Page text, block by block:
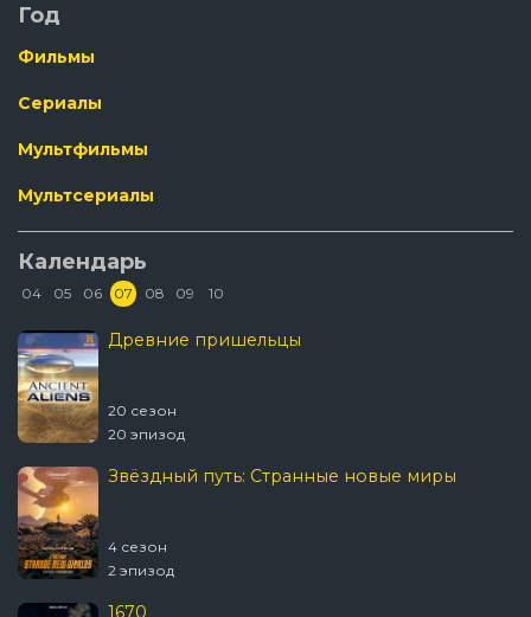
Год
Фильмы
Сериалы
Мультфильмы
Мультсериалы
Календарь
04 05 06 07 08 09 10
Древние пришельцы
20 сезон
20 эпизод
Звёздный путь: Странные новые миры
4 сезон
2 эпизод
1670